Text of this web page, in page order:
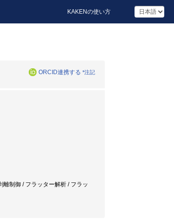
KAKENの使い方
ORCID連携する *注記
制御 / フラッター解析 / フラッ